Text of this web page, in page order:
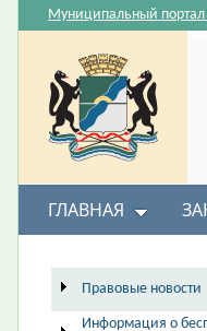
Муниципальный портал
ГЛАВНАЯ
Правовые новости
Информация о